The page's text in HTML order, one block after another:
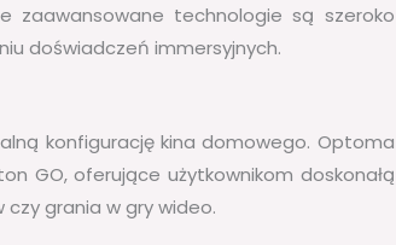
zaawansowane technologie są szeroko
doświadczeń immersyjnych.
konfigurację kina domowego. Optoma
GO, oferujące użytkownikom doskonałą
grania w gry wideo.